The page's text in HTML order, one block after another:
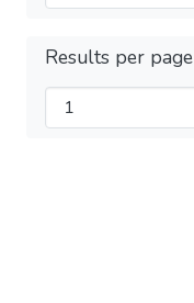
Results per page